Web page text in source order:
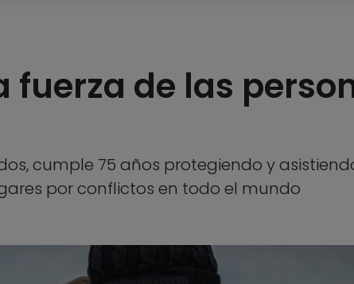
fuerza de las
cumple 75 años protegiendo y
por conflictos en todo el mundo